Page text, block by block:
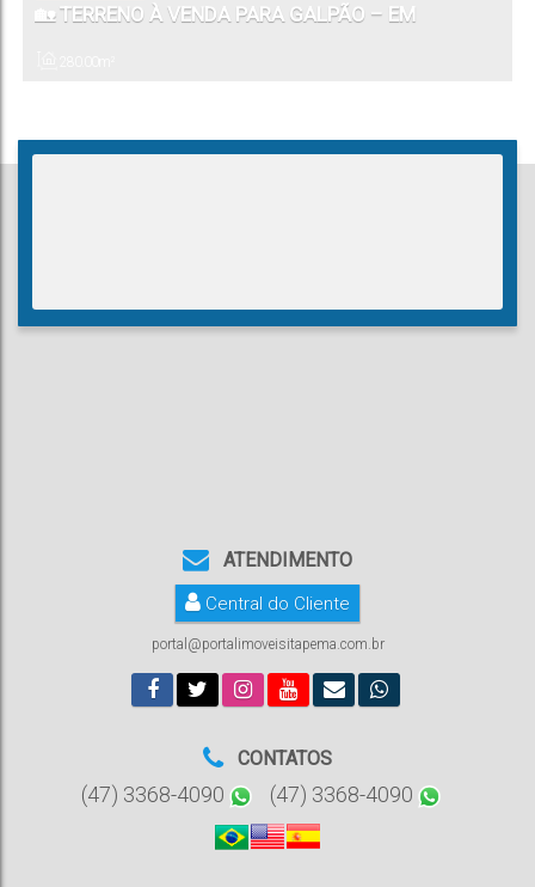
🏡 TERRENO À VENDA PARA GALPÃO – EM
ATENDIMENTO
Central do Cliente
portal@portalimoveisitapema.com.br
CONTATOS
(47) 3368-4090 (47) 3368-4090